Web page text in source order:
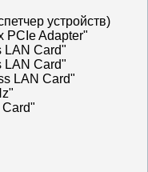
устройств)
PCIe Adapter"
LAN Card"
LAN Card"
LAN Card"